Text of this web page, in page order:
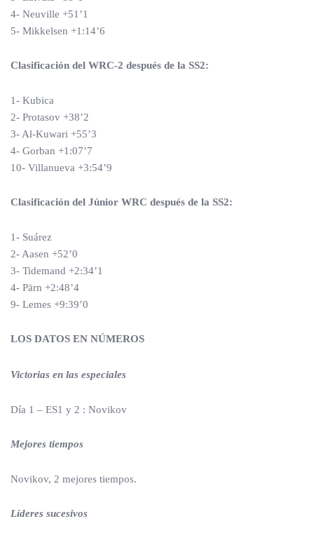
4- Neuville +51’1
5- Mikkelsen +1:14’6
Clasificación del WRC-2 después de la SS2:
1- Kubica
2- Protasov +38’2
3- Al-Kuwari +55’3
4- Gorban +1:07’7
10- Villanueva +3:54’9
Clasificación del Júnior WRC después de la SS2:
1- Suárez
2- Aasen +52’0
3- Tidemand +2:34’1
4- Pärn +2:48’4
9- Lemes +9:39’0
LOS DATOS EN NÚMEROS
Victorias en las especiales
Día 1 – ES1 y 2 : Novikov
Mejores tiempos
Novikov, 2 mejores tiempos.
Líderes sucesivos